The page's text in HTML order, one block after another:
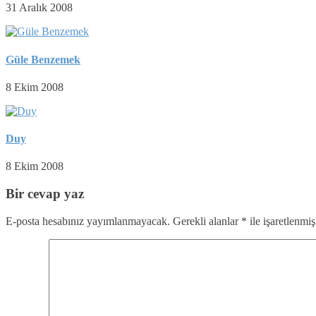
31 Aralık 2008
Güle Benzemek
8 Ekim 2008
Duy
8 Ekim 2008
Bir cevap yaz
E-posta hesabınız yayımlanmayacak. Gerekli alanlar * ile